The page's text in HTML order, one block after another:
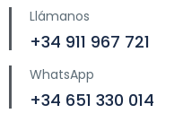
Llámanos
+34 911 967 721
WhatsApp
+34 651 330 014